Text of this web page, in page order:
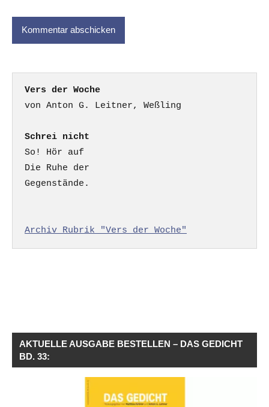
Vers der Woche
Schrei nicht
So! Hör auf
Die Ruhe der
Gegenstände.
Archiv Rubrik "Vers der Woche"
AKTUELLE AUSGABE BESTELLEN – DAS GEDICHT
BD. 33: